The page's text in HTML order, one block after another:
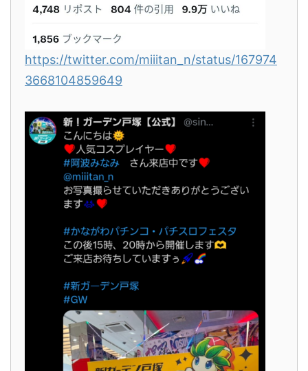
https://twitter.com/miiitan_n/status/167974
3668104859649